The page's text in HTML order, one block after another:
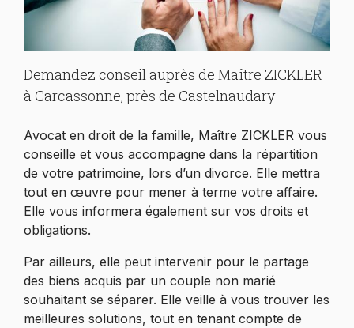
Demandez conseil auprès de Maître ZICKLER
à Carcassonne, près de Castelnaudary
Avocat en droit de la famille, Maître ZICKLER vous
conseille et vous accompagne dans la répartition
de votre patrimoine, lors d’un divorce. Elle mettra
tout en œuvre pour mener à terme votre affaire.
Elle vous informera également sur vos droits et
obligations.
Par ailleurs, elle peut intervenir pour le partage
des biens acquis par un couple non marié
souhaitant se séparer. Elle veille à vous trouver les
meilleures solutions, tout en tenant compte de